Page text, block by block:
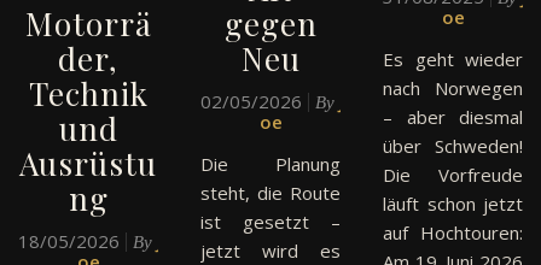
Motorrä
der,
Technik
und
Ausrüstu
ng
18/05/2026 By
gegen
Neu
02/05/2026 By
oe
Die Planung
steht, die Route
ist gesetzt –
jetzt wird es
oe
Es geht wieder
nach Norwegen
– aber diesmal
über Schweden!
Die Vorfreude
läuft schon jetzt
auf Hochtouren: